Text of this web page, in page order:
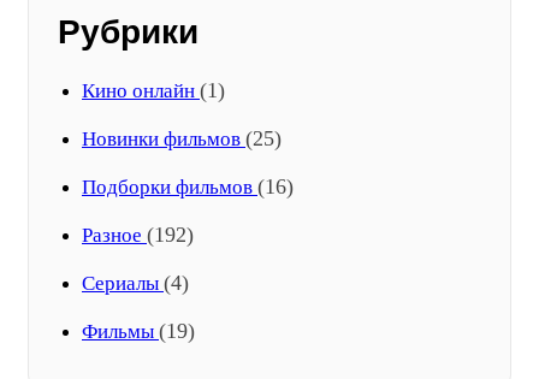
Рубрики
Кино онлайн (1)
Новинки фильмов (25)
Подборки фильмов (16)
Разное (192)
Сериалы (4)
Фильмы (19)